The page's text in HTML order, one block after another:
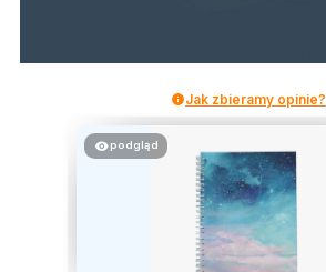
Jak zbieramy opinie?
podgląd